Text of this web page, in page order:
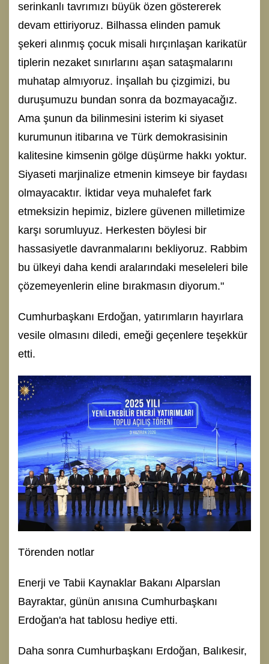
serinkanlı tavrımızı büyük özen göstererek
devam ettiriyoruz. Bilhassa elinden pamuk
şekeri alınmış çocuk misali hırçınlaşan karikatür
tiplerin nezaket sınırlarını aşan sataşmalarını
muhatap almıyoruz. İnşallah bu çizgimizi, bu
duruşumuzu bundan sonra da bozmayacağız.
Ama şunun da bilinmesini isterim ki siyaset
kurumunun itibarına ve Türk demokrasisinin
kalitesine kimsenin gölge düşürme hakkı yoktur.
Siyaseti marjinalize etmenin kimseye bir faydası
olmayacaktır. İktidar veya muhalefet fark
etmeksizin hepimiz, bizlere güvenen milletimize
karşı sorumluyuz. Herkesten böylesi bir
hassasiyetle davranmalarını bekliyoruz. Rabbim
bu ülkeyi daha kendi aralarındaki meseleleri bile
çözemeyenlerin eline bırakmasın diyorum."
Cumhurbaşkanı Erdoğan, yatırımların hayırlara
vesile olmasını diledi, emeği geçenlere teşekkür
etti.
Törenden notlar
Enerji ve Tabii Kaynaklar Bakanı Alparslan
Bayraktar, günün anısına Cumhurbaşkanı
Erdoğan'a hat tablosu hediye etti.
Daha sonra Cumhurbaşkanı Erdoğan, Balıkesir,